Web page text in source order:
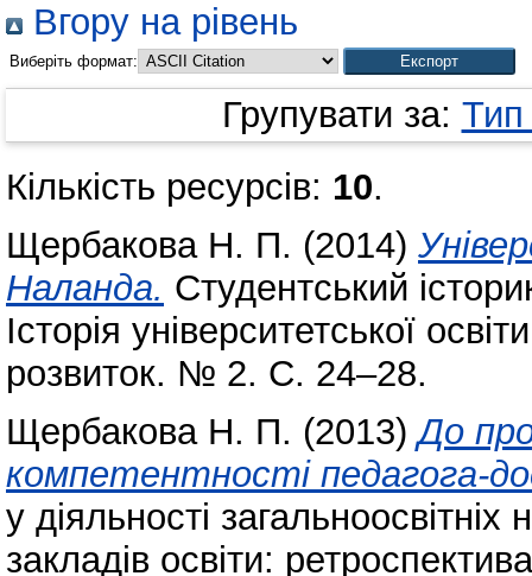
Вгору на рівень
Виберіть формат:
Групувати за: Тип
Кількість ресурсів: 10.
Щербакова Н. П. (2014)
Наланда. Студентський
Історія університетської
розвиток. № 2. С. 24–28.
Щербакова Н. П. (2013)До
компетентності педагога-
у діяльності
закладів освіти: